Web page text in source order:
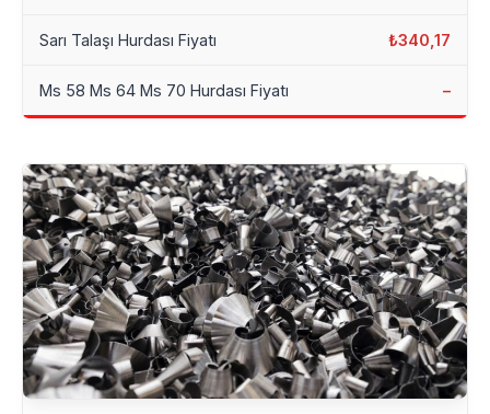
Sarı Talaşı Hurdası Fiyatı ₺340,17
Ms 58 Ms 64 Ms 70 Hurdası Fiyatı –